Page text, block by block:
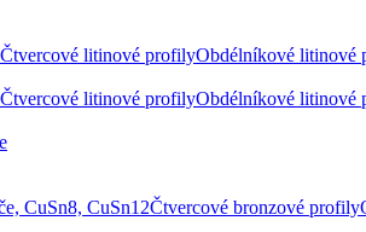
Čtvercové litinové profilyObdélníkové litinové
Čtvercové litinové profilyObdélníkové litinové
CuSn8, CuSn12Čtvercové bronzové profily